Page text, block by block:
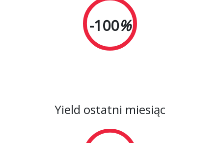
-100%
Yield ostatni miesiąc